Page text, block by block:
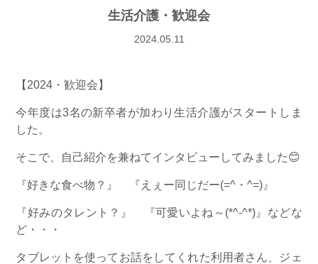
生活介護・歓迎会
2024.05.11
【2024・歓迎会】
今年度は3名の新卒者が加わり生活介護がスタートしま
した。
そこで、自己紹介を兼ねてインタビューしてみました😊
『好きな食べ物？』 『えぇー同じだー(=^・^=)』
『好みのタレント？』 『可愛いよね～(*^-^*)』などな
ど・・・
タブレットを使ってお話をしてくれた利用者さん、ジェ